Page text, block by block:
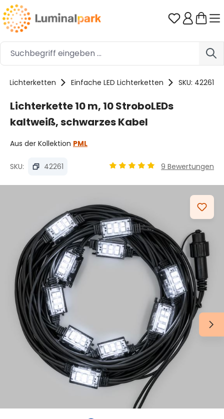
Zum Hauptinhalt springen Du hast 0
Lichterketten Einfache LED Lichterketten SKU: 42261
Lichterkette 10 m, 10 StroboLEDs
kaltweiß, schwarzes Kabel
Aus der Kollektion PML
SKU: 42261 9 Bewertungen